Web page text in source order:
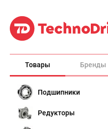
Товары Бренды
Подшипники
Редукторы